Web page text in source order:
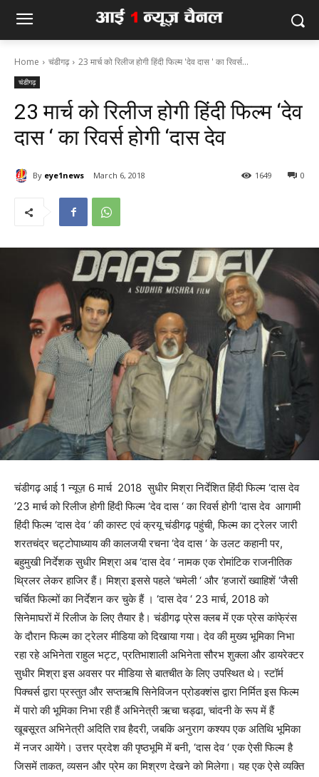
Home चंडीगढ़ 23 मार्च को रिलीज होगी हिंदी फिल्म 'देव दास ' का रिवर्स...
चंडीगढ़
23 मार्च को रिलीज होगी हिंदी फिल्म ‘देव
दास ‘ का रिवर्स होगी ‘दास देव
By eye1news March 6, 2018 0
1649
चंडीगढ़ आई 1 न्यूज़ 6 मार्च 2018 सुधीर मिश्रा निर्देशित हिंदी फिल्म ‘दास देव
’23 मार्च को रिलीज होगी हिंदी फिल्म ‘देव दास ‘ का रिवर्स होगी ‘दास देव आगामी
हिंदी फिल्म ‘दास देव ‘ की कास्ट एवं क्रयू चंडीगढ़ पहुंची, फिल्म का ट्रेलर जारी
शरतचंद्र चट्टोपाध्याय की कालजयी रचना ‘देव दास ‘ के उलट कहानी पर,
बहुमुखी निर्देशक सुधीर मिश्रा अब ‘दास देव ‘ नामक एक रोमांटिक राजनीतिक
थ्रिलर लेकर हाजिर हैं। मिश्रा इससे पहले ‘चमेली ‘ और ‘हजारों ख्वाहिशें ‘जैसी
चर्चित फिल्मों का निर्देशन कर चुके हैं । ‘दास देव ‘ 23 मार्च, 2018 को
सिनेमाघरों में रिलीज के लिए तैयार है। चंडीगढ़ प्रेस क्लब में एक प्रेस कांफे्रंस
के दौरान फिल्म का ट्रेलर मीडिया को दिखाया गया। देव की मुख्य भूमिका निभा
रहा रहे अभिनेता राहुल भट्ट, प्रतिभाशाली अभिनेता सौरभ शुक्ला और डायरेक्टर
सुधीर मिश्रा इस अवसर पर मीडिया से बातचीत के लिए उपस्थित थे। स्टॉर्म
पिक्चर्स द्वारा प्रस्तुत और सप्तऋषि सिनेविजन प्रोडक्शंस द्वारा निर्मित इस फिल्म
में पारो की भूमिका निभा रही हैं अभिनेत्री ऋचा चड्ढा, चांदनी के रूप में हैं
खूबसूरत अभिनेत्री अदिति राव हैदरी, जबकि अनुराग कश्यप एक अतिथि भूमिका
में नजर आयेंगे। उत्तर प्रदेश की पृष्ठभूमि में बनी, ‘दास देव ‘ एक ऐसी फिल्म है
जिसमें ताकत, व्यसन और प्रेम का मिश्रण देखने को मिलेगा। यह एक ऐसे व्यक्ति